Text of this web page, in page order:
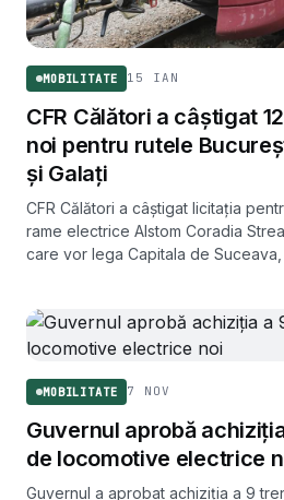
MOBILITATE 15 IAN
CFR Călători a câștigat
noi pentru rutele
și Galați
CFR Călători a câștigat licitația
rame electrice Alstom Coradia
care vor lega Capitala de Suceava,
MOBILITATE 7 NOV
Guvernul aprobă
de locomotive electrice
Guvernul a aprobat achiziția a 9